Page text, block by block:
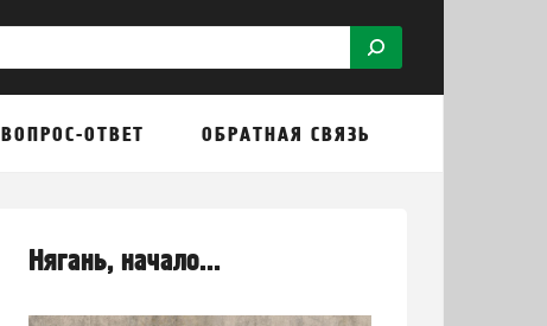
ВОПРОС-ОТВЕТ ОБРАТНАЯ СВЯЗЬ
Нягань, начало...